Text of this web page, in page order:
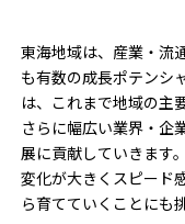
東海地域は、産業・流
も有数の成長ポテンシ
は、これまで地域の主
さらに幅広い業界・企
展に貢献していきます。
変化が大きくスピード
ら育てていくことにも